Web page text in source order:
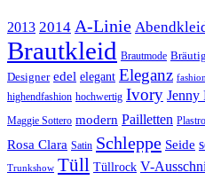
2013 2014 A-Linie
Brautkleid Brautmode
Designer edel elegant Eleganz
highendfashion hochwertig Ivory Jenny
Maggie Sottero modern Pailletten
Rosa Clara Satin Schleppe Seide
Trunkshow Tüll Tüllrock V-